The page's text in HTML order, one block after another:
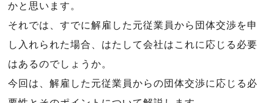
かと思います。
それでは、すでに解雇した元従業員から団体交渉を申
し入れられた場合、はたして会社はこれに応じる必要
はあるのでしょうか。
今回は、解雇した元従業員からの団体交渉に応じる必